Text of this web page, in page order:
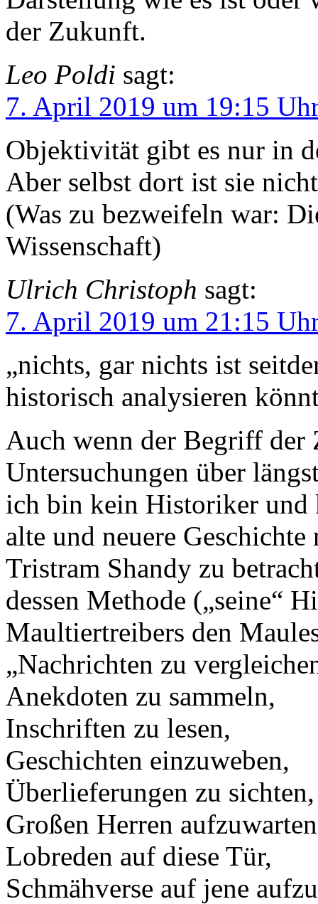
der Zukunft.
Leo Poldi sagt:
7. April 2019 um 19:15
Objektivität gibt es nur in
Aber selbst dort ist sie
(Was zu bezweifeln war:
Wissenschaft)
Ulrich Christoph sagt:
7. April 2019 um 21:15
„nichts, gar nichts ist
historisch analysieren
Auch wenn der Begriff der
Untersuchungen über
ich bin kein Historiker und
alte und neuere
Tristram Shandy zu
dessen Methode („seine“
Maultiertreibers den
„Nachrichten zu
Anekdoten zu sammeln,
Inschriften zu lesen,
Geschichten einzuweben,
Überlieferungen zu sichten,
Großen Herren
Lobreden auf diese Tür,
Schmähverse auf jene